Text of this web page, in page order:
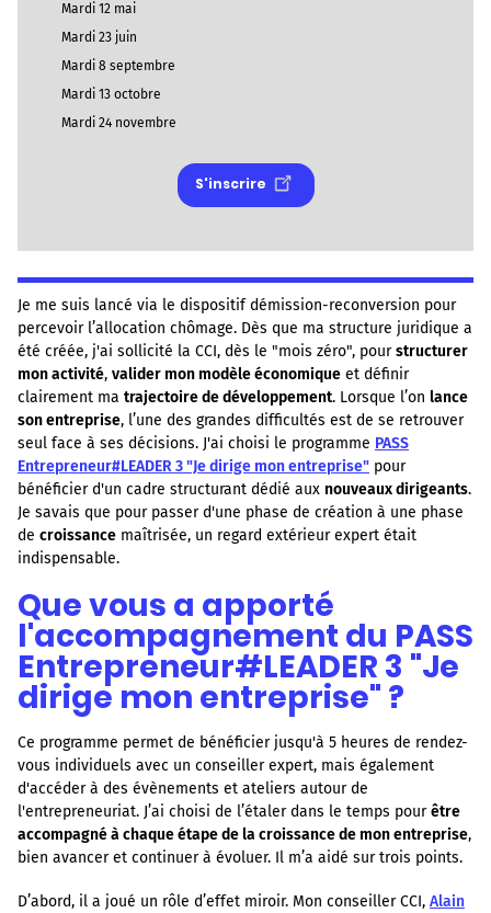
Mardi 12 mai
Mardi 23 juin
Mardi 8 septembre
Mardi 13 octobre
Mardi 24 novembre
S'inscrire
Je me suis lancé via le dispositif démission-reconversion pour
percevoir l’allocation chômage. Dès que ma structure juridique a
été créée, j'ai sollicité la CCI, dès le "mois zéro", pourstructurer
mon activité, valider mon modèle économique et définir
clairement ma trajectoire de développement. Lorsque l’on lance
son entreprise, l’une des grandes difficultés est de se retrouver
seul face à ses décisions. J'ai choisi le programme PASS
Entrepreneur#LEADER 3 "Je dirige mon entreprise" pour
bénéficier d'un cadre structurant dédié aux nouveaux dirigeants.
Je savais que pour passer d'une phase de création à une phase
de croissance maîtrisée, un regard extérieur expert était
indispensable.
Que vous a apporté
l'accompagnement du PASS
Entrepreneur#LEADER 3 "Je
dirige mon entreprise" ?
Ce programme permet de bénéficier jusqu'à 5 heures de rendez-
vous individuels avec un conseiller expert, mais également
d'accéder à des évènements et ateliers autour de
l'entrepreneuriat. J’ai choisi de l’étaler dans le temps pourêtre
accompagné à chaque étape de la croissance de mon entreprise,
bien avancer et continuer à évoluer. Il m’a aidé sur trois points.
D’abord, il a joué un rôle d’effet miroir. Mon conseiller CCI, Alain